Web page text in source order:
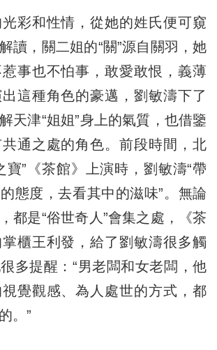
和性情，從她的姓氏便可窺
讀，關二姐的“關”源自關羽，她
事也不怕事，敢愛敢恨，義薄
這種角色的豪邁，劉敏濤下了
天津“姐姐”身上的氣質，也借鑒
通之處的角色。前段時間，北
寶”《茶館》上演時，劉敏濤“帶
態度，去看其中的滋味”。無論
都是“俗世奇人”會集之處，《茶
櫃王利發，給了劉敏濤很多觸
多提醒：“男老闆和女老闆，他
覺觀感、為人處世的方式，都
。”